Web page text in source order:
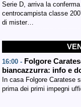
Serie D, arriva la
centrocampista classe
di mister…
16:00 - Folgore
biancazzurra: info e
In casa Folgore Caratese
prima dei primi impegni